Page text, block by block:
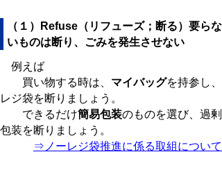
（１）Refuse（リフューズ；断る）要らな
いものは断り、ごみを発生させない
例えば
買い物する時は、 マイバッグを持参し、
レジ袋を断りましょう。
できるだけ簡易包装のものを選び、過剰
包装を断りましょう。
⇒ノーレジ袋推進に係る取組について